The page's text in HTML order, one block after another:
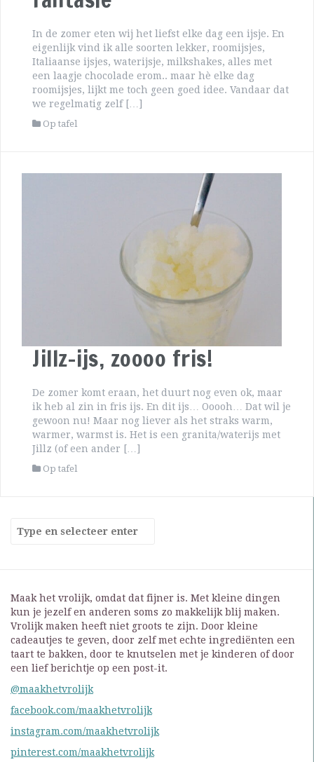
In de zomer eten wij het liefst elke dag een ijsje. En
eigenlijk vind ik alle soorten lekker, roomijsjes,
Italiaanse ijsjes, waterijsje, milkshakes, alles met
een laagje chocolade erom.. maar hè elke dag
roomijsjes, lijkt me toch geen goed idee. Vandaar dat
we regelmatig zelf […]
Op tafel
Jillz-ijs, zoooo fris!
De zomer komt eraan, het duurt nog even ok, maar
ik heb al zin in fris ijs. En dit ijs… Ooooh… Dat wil je
gewoon nu! Maar nog liever als het straks warm,
warmer, warmst is. Het is een granita/waterijs met
Jillz (of een ander […]
Op tafel
Maak het vrolijk, omdat dat fijner is. Met kleine dingen
kun je jezelf en anderen soms zo makkelijk blij maken.
Vrolijk maken heeft niet groots te zijn. Door kleine
cadeautjes te geven, door zelf met echte ingrediënten een
taart te bakken, door te knutselen met je kinderen of door
een lief berichtje op een post-it.
@maakhetvrolijk
facebook.com/maakhetvrolijk
instagram.com/maakhetvrolijk
pinterest.com/maakhetvrolijk